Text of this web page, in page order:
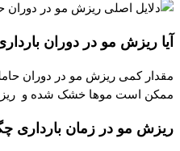
آیا ریزش مو در دوران
ممکن است موها خشک شده و
ریزش مو در زمان بارداری